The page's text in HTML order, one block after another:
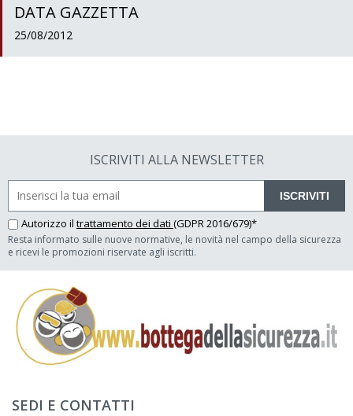
DATA GAZZETTA
25/08/2012
ISCRIVITI ALLA NEWSLETTER
ISCRIVITI
Autorizzo il trattamento dei dati (GDPR 2016/679)*
Resta informato sulle nuove normative, le novità nel campo della sicurezza
e ricevi le promozioni riservate agli iscritti.
SEDI E CONTATTI